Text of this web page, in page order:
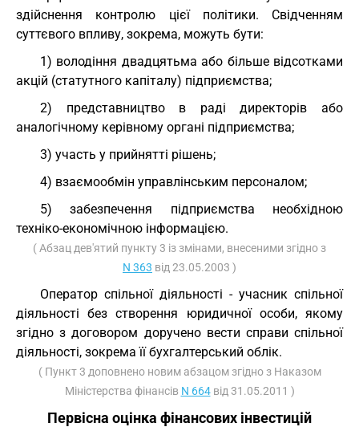
здійснення контролю цієї політики. Свідченням
суттєвого впливу, зокрема, можуть бути:
1) володіння двадцятьма або більше відсотками
акцій (статутного капіталу) підприємства;
2) представництво в раді директорів або
аналогічному керівному органі підприємства;
3) участь у прийнятті рішень;
4) взаємообмін управлінським персоналом;
5) забезпечення підприємства необхідною
техніко-економічною інформацією.
( Абзац дев'ятий пункту 3 із змінами, внесеними згідно з
N 363 від 23.05.2003 )
Оператор спільної діяльності - учасник спільної
діяльності без створення юридичної особи, якому
згідно з договором доручено вести справи спільної
діяльності, зокрема її бухгалтерський облік.
( Пункт 3 доповнено новим абзацом згідно з Наказом
Міністерства фінансів N 664від 31.05.2011 )
Первісна оцінка фінансових інвестицій